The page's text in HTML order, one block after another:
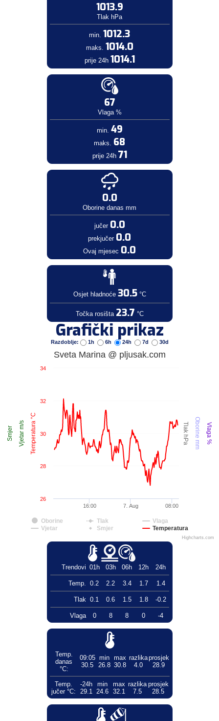
1013.9
Tlak hPa
min. 1012.3
maks. 1014.0
prije 24h 1014.1
67
Vlaga %
min. 49
maks. 68
prije 24h 71
0.0
Oborine danas mm
jučer 0.0
prekjučer 0.0
Ovaj mjesec 0.0
Osjet hladnoće 30.5°C
Točka rosišta 23.7 °C
Grafički prikaz
Razdoblje: 1h 6h 24h 7d 30d
Temperatura °C
Vjetar m/s Tlak hPa Oborine mm Vlaga %
Smjer
Sveta Marina @ pljusak.com
Oborine Tlak
Vlaga
Vjetar
Smjer Temperatura
7. Aug
16:00 08:00
26
28
30
32
34
Highcharts.com
Trendovi 01h 03h 06h 12h 24h
Temp. 0.2 2.2 3.4 1.7 1.4
Tlak 0.1 0.6 1.5 1.8 -0.2
Vlaga 0 8 8 0 -4
Temp.
danas
°C:
09:05
30.5
min
26.8
max
30.8
razlika
4.0
prosjek
28.9
Temp.
jučer °C:
-24h
29.1
min
24.6
max
32.1
razlika
7.5
prosjek
28.5